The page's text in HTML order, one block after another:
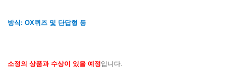
방식: OX퀴즈 및 단답형 등
소정의 상품과 수상이 있을 예정입니다.